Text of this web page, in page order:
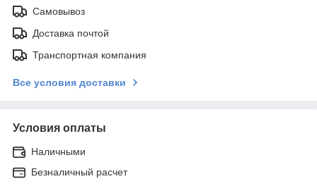
Самовывоз
Доставка почтой
Транспортная компания
Все условия доставки
Условия оплаты
Наличными
Безналичный расчет